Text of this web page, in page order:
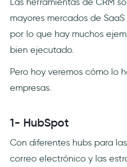
mayores mercados de
por lo que hay muchos
bien ejecutado.
Pero hoy veremos cómo lo
empresas.
1- HubSpot
Con diferentes hubs para
correo electrónico y las